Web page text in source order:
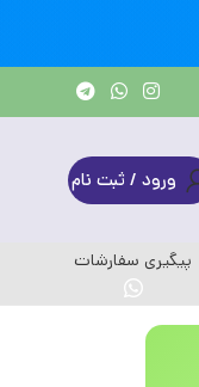
ورود / ثبت نام
پیگیری سفارشات